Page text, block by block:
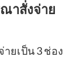
าสั่งจ่าย
ยเป็น 3 ช่อง